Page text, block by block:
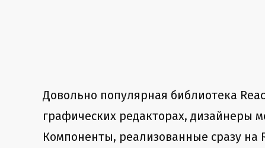
Довольно популярная библиотека
графических редакторах, дизайнеры
Компоненты, реализованные сразу